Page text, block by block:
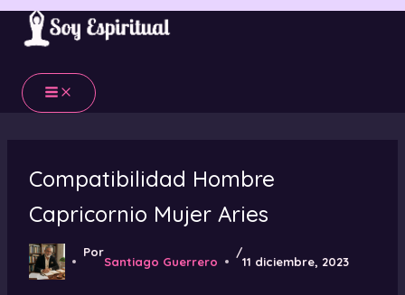
Ir
contenido
Compatibilidad Hombre
Capricornio Mujer Aries
Por
Santiago Guerrero
/
11 diciembre, 2023